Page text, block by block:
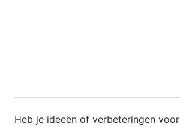
Heb je ideeën of verbeteringen voor